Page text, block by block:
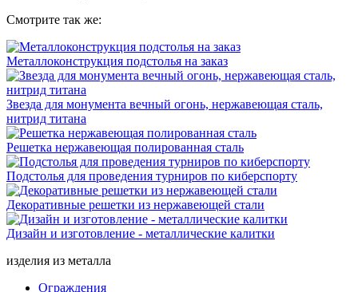
Смотрите так же:
Металлоконструкция подстолья на заказ
Звезда для монумента вечный огонь, нержавеющая сталь,
нитрид титана
Решетка нержавеющая полированная сталь
Подстолья для проведения турниров по киберспорту
Декоративные решетки из нержавеющей стали
Дизайн и изготовление - металлические калитки
изделия из металла
Ограждения